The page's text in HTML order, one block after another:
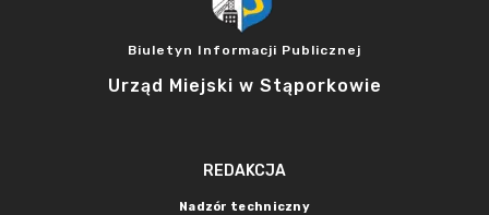
Biuletyn Informacji Publicznej
Urząd Miejski w Stąporkowie
REDAKCJA
Nadzór techniczny